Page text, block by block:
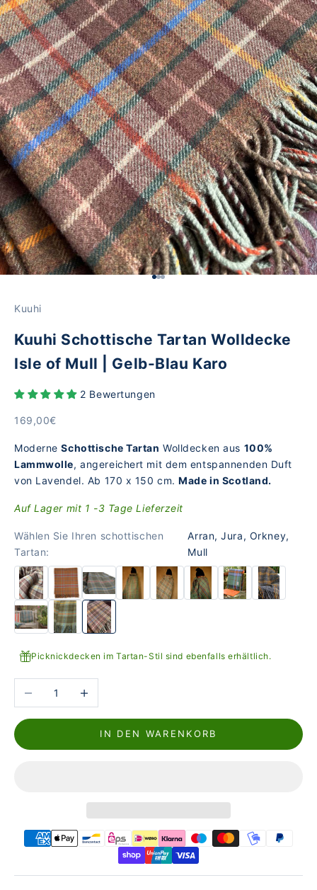
Gehe zu Element 1
Gehe zu Element 2
Gehe zu Element 3
Kuuhi
Kuuhi Schottische Tartan Wolldecke
Isle of Mull | Gelb-Blau Karo
2 Bewertungen
Angebot
169,00€
ModerneSchottische Tartan Wolldecken aus 100%
Lammwolle, angereichert mit dem entspannenden Duft
von Lavendel. Ab 170 x 150 cm.Made in Scotland.
Auf Lager mit 1 -3 Tage Lieferzeit
Wählen Sie Ihren schottischen
Tartan:
Arran, Jura, Orkney,
Mull
Orkney
Jura
Arran, Jura, Orkney, Mull
Picknickdecken im Tartan-Stil sind ebenfalls erhältlich.
Anzahl verringern
IN DEN WARENKORB